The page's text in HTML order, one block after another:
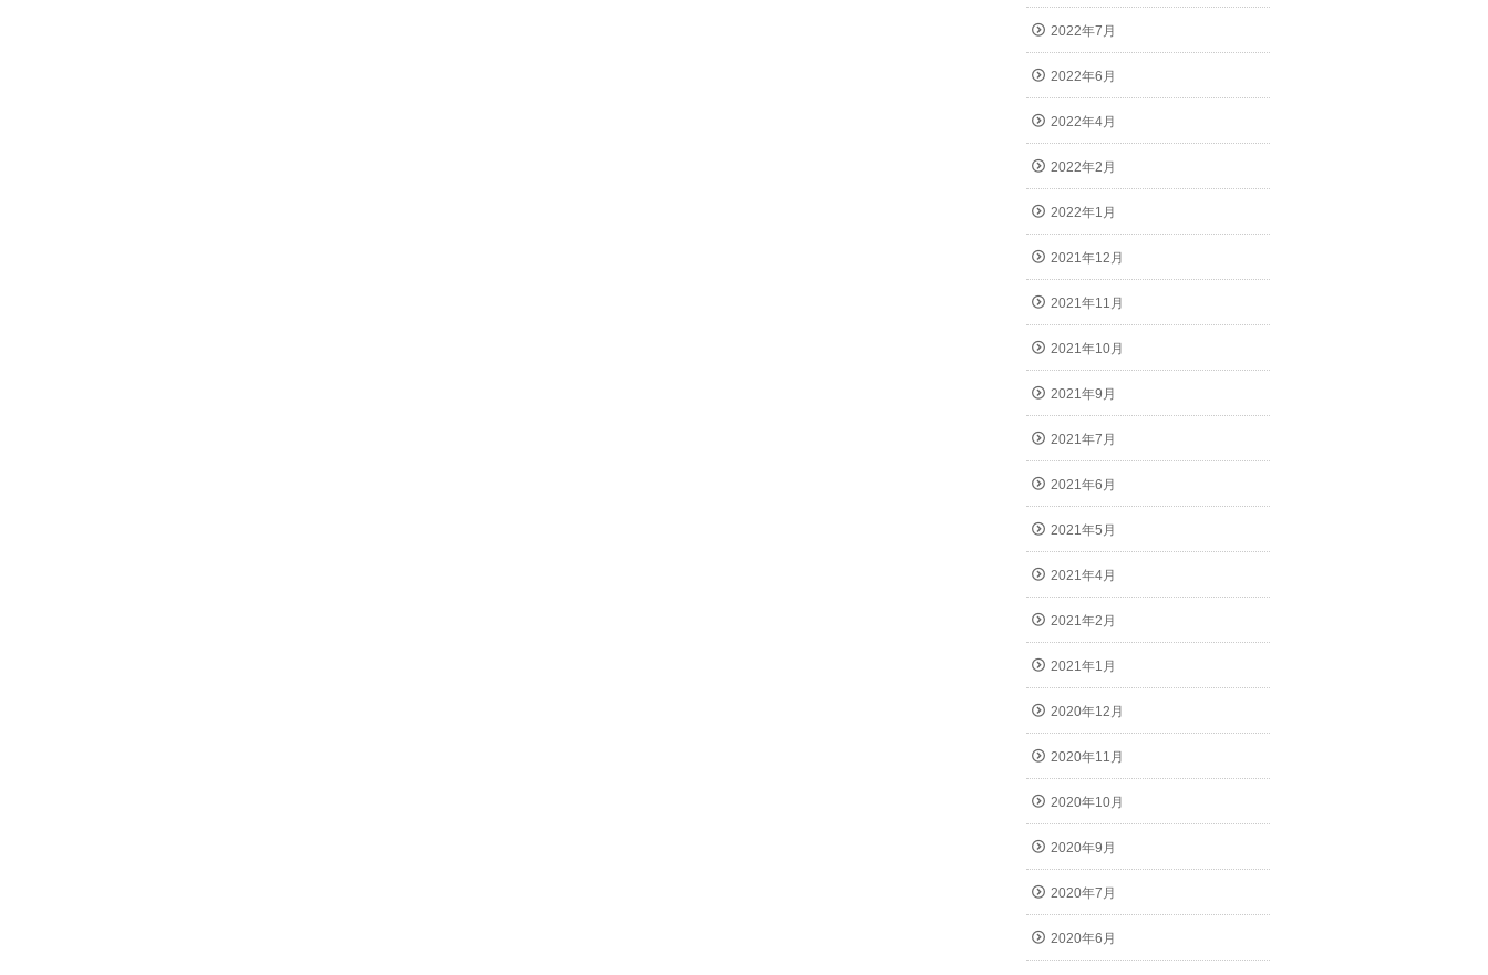
2022年7月
2022年6月
2022年4月
2022年2月
2022年1月
2021年12月
2021年11月
2021年10月
2021年9月
2021年7月
2021年6月
2021年5月
2021年4月
2021年2月
2021年1月
2020年12月
2020年11月
2020年10月
2020年9月
2020年7月
2020年6月